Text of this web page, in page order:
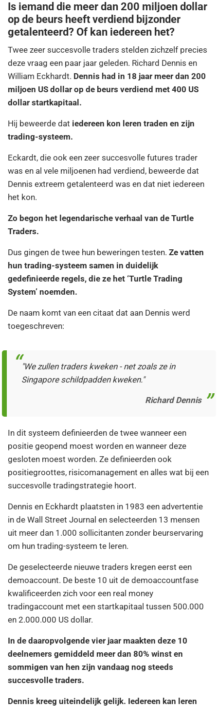
Is iemand die meer dan 200 miljoen dollar
op de beurs heeft verdiend bijzonder
getalenteerd? Of kan iedereen het?
Twee zeer succesvolle traders stelden zichzelf precies
deze vraag een paar jaar geleden. Richard Dennis en
William Eckhardt. Dennis had in 18 jaar meer dan 200
miljoen US dollar op de beurs verdiend met 400 US
dollar startkapitaal.
Hij beweerde dat iedereen kon leren traden en zijn
trading-systeem.
Eckardt, die ook een zeer succesvolle futures trader
was en al vele miljoenen had verdiend, beweerde dat
Dennis extreem getalenteerd was en dat niet iedereen
het kon.
Zo begon het legendarische verhaal van de Turtle
Traders.
Dus gingen de twee hun beweringen testen. Ze vatten
hun trading-systeem samen in duidelijk
gedefinieerde regels, die ze het ‘Turtle Trading
System’ noemden.
De naam komt van een citaat dat aan Dennis werd
toegeschreven:
"We zullen traders kweken - net zoals ze in
Singapore schildpadden kweken."
Richard Dennis
In dit systeem definieerden de twee wanneer een
positie geopend moest worden en wanneer deze
gesloten moest worden. Ze definieerden ook
positiegroottes, risicomanagement en alles wat bij een
succesvolle tradingstrategie hoort.
Dennis en Eckhardt plaatsten in 1983 een advertentie
in de Wall Street Journal en selecteerden 13 mensen
uit meer dan 1.000 sollicitanten zonder beurservaring
om hun trading-systeem te leren.
De geselecteerde nieuwe traders kregen eerst een
demoaccount. De beste 10 uit de demoaccountfase
kwalificeerden zich voor een real money
tradingaccount met een startkapitaal tussen 500.000
en 2.000.000 US dollar.
In de daaropvolgende vier jaar maakten deze 10
deelnemers gemiddeld meer dan 80% winst en
sommigen van hen zijn vandaag nog steeds
succesvolle traders.
Dennis kreeg uiteindelijk gelijk. Iedereen kan leren